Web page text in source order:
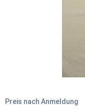
Preis nach Anmeldung